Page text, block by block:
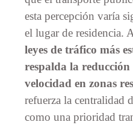
esta percepción varía
el lugar de residencia.
leyes de tráfico más
respalda la reducción
velocidad en zonas
refuerza la centralidad
como una prioridad